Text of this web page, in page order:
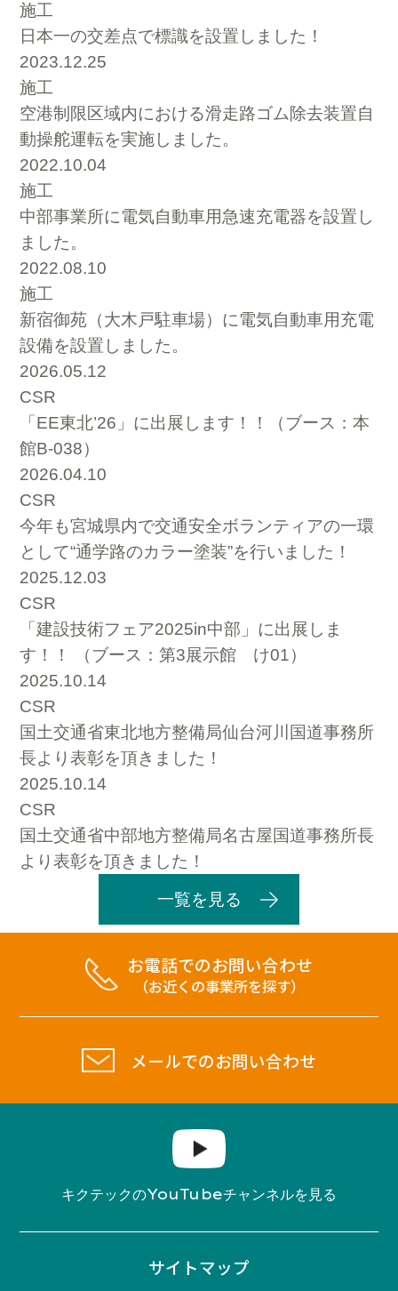
施工
日本一の交差点で標識を設置しました！
2023.12.25
施工
空港制限区域内における滑走路ゴム除去装置自
動操舵運転を実施しました。
2022.10.04
施工
中部事業所に電気自動車用急速充電器を設置し
ました。
2022.08.10
施工
新宿御苑（大木戸駐車場）に電気自動車用充電
設備を設置しました。
2026.05.12
CSR
「EE東北’26」に出展します！！（ブース：本
館B-038）
2026.04.10
CSR
今年も宮城県内で交通安全ボランティアの一環
として“通学路のカラー塗装”を行いました！
2025.12.03
CSR
「建設技術フェア2025in中部」に出展しま
す！！ （ブース：第3展示館 け01）
2025.10.14
CSR
国土交通省東北地方整備局仙台河川国道事務所
長より表彰を頂きました！
2025.10.14
CSR
国土交通省中部地方整備局名古屋国道事務所長
より表彰を頂きました！
一覧を見る
お電話でのお問い合わせ
（お近くの事業所を探す）
メールでのお問い合わせ
キクテックのYouTubeチャンネルを見る
サイトマップ